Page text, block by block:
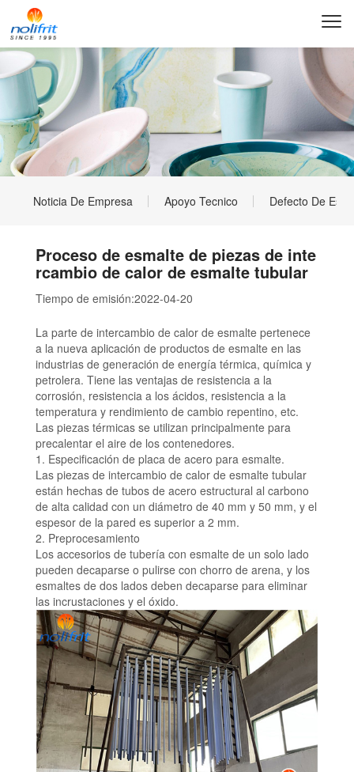
Noticia De Empresa Apoyo Tecnico Defecto De
Proceso de esmalte de piezas de inte
rcambio de calor de esmalte tubular
Tiempo de emisión:2022-04-20
La parte de intercambio de calor de esmalte pertenece
a la nueva aplicación de productos de esmalte en las
industrias de generación de energía térmica, química y
petrolera. Tiene las ventajas de resistencia a la
corrosión, resistencia a los ácidos, resistencia a la
temperatura y rendimiento de cambio repentino, etc.
Las piezas térmicas se utilizan principalmente para
precalentar el aire de los contenedores.
1. Especificación de placa de acero para esmalte.
Las piezas de intercambio de calor de esmalte tubular
están hechas de tubos de acero estructural al carbono
de alta calidad con un diámetro de 40 mm y 50 mm, y el
espesor de la pared es superior a 2 mm.
2. Preprocesamiento
Los accesorios de tubería con esmalte de un solo lado
pueden decaparse o pulirse con chorro de arena, y los
esmaltes de dos lados deben decaparse para eliminar
las incrustaciones y el óxido.